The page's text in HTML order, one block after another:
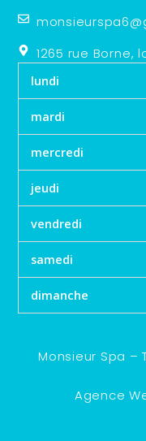
1265 rue Borne,
lundi
mardi
mercredi
jeudi
vendredi
samedi
dimanche
Monsieur Spa –
Agence